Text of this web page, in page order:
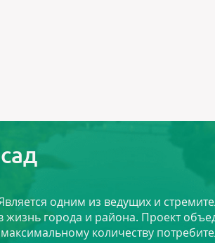
одним из ведущих и
жизнь города и района. Проект
количеству